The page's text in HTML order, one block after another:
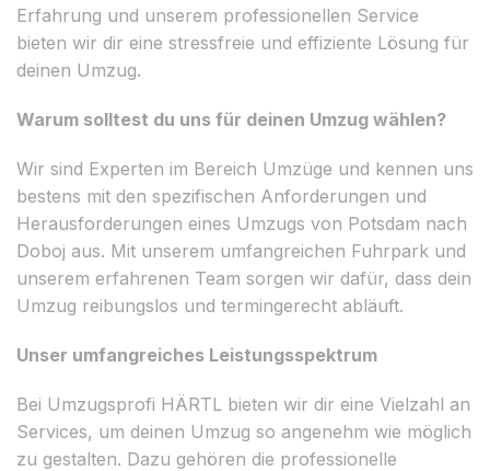
Erfahrung und unserem professionellen Service
bieten wir dir eine stressfreie und effiziente Lösung für
deinen Umzug.
Warum solltest du uns für deinen Umzug wählen?
Wir sind Experten im Bereich Umzüge und kennen uns
bestens mit den spezifischen Anforderungen und
Herausforderungen eines Umzugs von Potsdam nach
Doboj aus. Mit unserem umfangreichen Fuhrpark und
unserem erfahrenen Team sorgen wir dafür, dass dein
Umzug reibungslos und termingerecht abläuft.
Unser umfangreiches Leistungsspektrum
Bei Umzugsprofi HÄRTL bieten wir dir eine Vielzahl an
Services, um deinen Umzug so angenehm wie möglich
zu gestalten. Dazu gehören die professionelle